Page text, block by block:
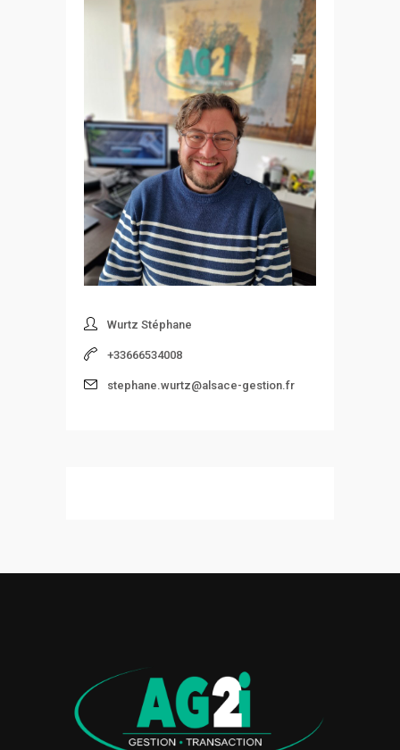
Wurtz Stéphane
+33666534008
stephane.wurtz@alsace-gestion.fr